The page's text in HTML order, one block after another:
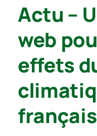
Actu –
web
effets
français